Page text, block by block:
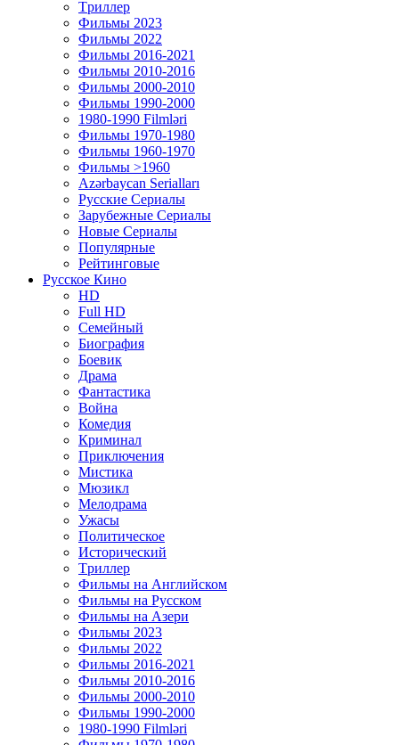
Tриллер
Фильмы 2023
Фильмы 2022
Фильмы 2016-2021
Фильмы 2010-2016
Фильмы 2000-2010
Фильмы 1990-2000
1980-1990 Filmləri
Фильмы 1970-1980
Фильмы 1960-1970
Фильмы >1960
Azərbaycan Serialları
Русские Сериалы
Зарубежные Сериалы
Новые Сериалы
Популярные
Рейтинговые
Русское Кино
HD
Full HD
Семейный
Биография
Боевик
Драма
Фантастика
Война
Комедия
Криминал
Приключения
Мистика
Мюзикл
Мелодрама
Ужасы
Политическое
Исторический
Tриллер
Фильмы на Английском
Фильмы на Русском
Фильмы на Азери
Фильмы 2023
Фильмы 2022
Фильмы 2016-2021
Фильмы 2010-2016
Фильмы 2000-2010
Фильмы 1990-2000
1980-1990 Filmləri